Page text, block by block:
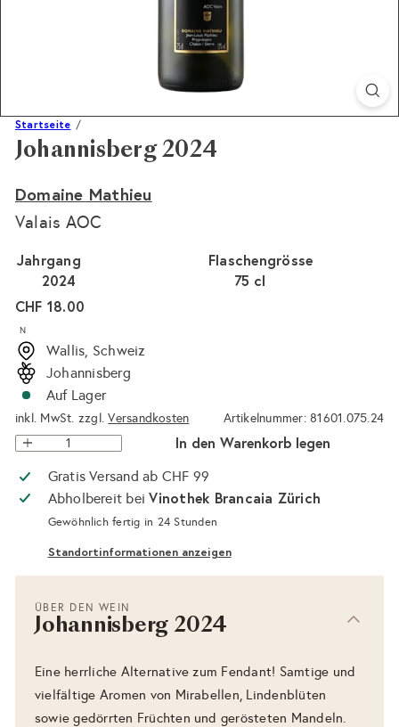
Startseite
Johannisberg 2024
Domaine Mathieu
Valais AOC
Flaschengrösse
75 cl
Jahrgang
2024
Normaler
Preis
CHF 18.00
N
Wallis, Schweiz
Johannisberg
Auf Lager
inkl. MwSt. zzgl.Versandkosten Artikelnummer: 81601.075.24
In den Warenkorb legen
Gratis Versand ab CHF 99
Abholbereit beiVinothek Brancaia Zürich
Gewöhnlich fertig in 24 Stunden
Standortinformationen anzeigen
ÜBER DEN WEIN
Johannisberg 2024
Eine herrliche Alternative zum Fendant! Samtige und
vielfältige Aromen von Mirabellen, Lindenblüten
sowie gedörrten Früchten und gerösteten Mandeln.